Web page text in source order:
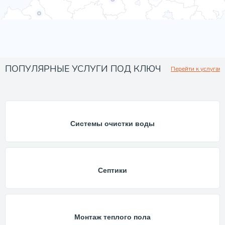
ПОПУЛЯРНЫЕ УСЛУГИ ПОД КЛЮЧ Перейти к услугам
Системы очистки воды
Септики
Монтаж теплого пола